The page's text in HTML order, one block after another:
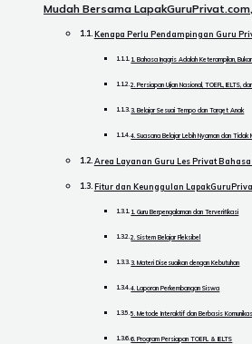
Mudah Bersama
Kenapa Perlu Pendampingan Guru
1. Bahasa Inggris Adalah Keterampilan,
2. Persiapan Ujian Nasional, TOEFL, IELTS,
3. Belajar Sesuai Tempo dan Target Anak
4. Suasana Belajar Lebih Nyaman dan Tidak
Area Layanan Guru Les Privat
Fitur dan Keunggulan
1. Guru Berpengalaman dan Terverifikasi
2. Sistem Belajar Fleksibel
3. Materi Disesuaikan dengan Kebutuhan
4. Laporan Perkembangan Siswa
5. Metode Interaktif dan Berbasis
6. Program Persiapan TOEFL & IELTS